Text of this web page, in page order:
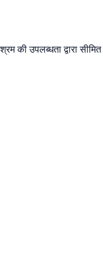
उपलब्धता द्वारा